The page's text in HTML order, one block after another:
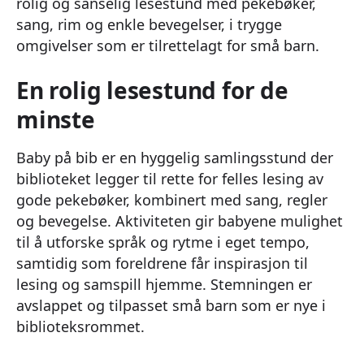
sang, rim og enkle bevegelser, i trygge
omgivelser som er tilrettelagt for små barn.
En rolig lesestund for de
minste
Baby på bib er en hyggelig samlingsstund der
biblioteket legger til rette for felles lesing av
gode pekebøker, kombinert med sang, regler
og bevegelse. Aktiviteten gir babyene mulighet
til å utforske språk og rytme i eget tempo,
samtidig som foreldrene får inspirasjon til
lesing og samspill hjemme. Stemningen er
avslappet og tilpasset små barn som er nye i
biblioteksrommet.